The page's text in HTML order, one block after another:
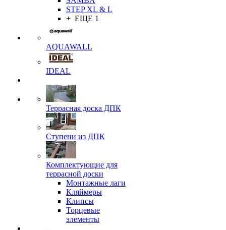
STEP XL & L
+ ЕЩЕ 1
AQUAWALL
IDEAL
Террасная доска ДПК
Ступени из ДПК
Комплектующие для
террасной доски
Монтажные лаги
Кляймеры
Клипсы
Торцевые
элементы